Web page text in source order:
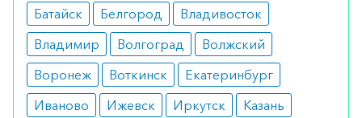
Рекомендации по применению:
Разовая доза: 1-2 спрея.
Общая доза: один раз в день.
Время: вечером, перед сном.
Батайск
Белгород
Владивосток
Владимир
Волгоград
Волжский
Воронеж
Воткинск
Екатеринбург
Иваново
Ижевск Иркутск
Казань